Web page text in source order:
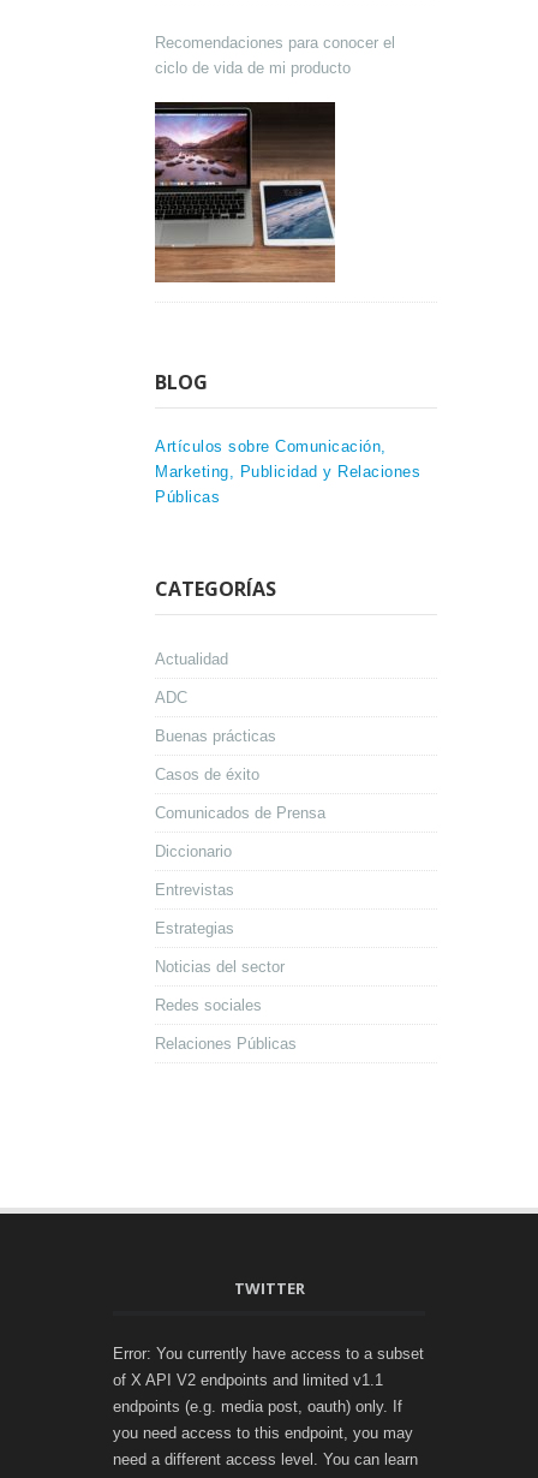
Recomendaciones para conocer el
ciclo de vida de mi producto
BLOG
Artículos sobre Comunicación,
Marketing, Publicidad y Relaciones
Públicas
CATEGORÍAS
Actualidad
ADC
Buenas prácticas
Casos de éxito
Comunicados de Prensa
Diccionario
Entrevistas
Estrategias
Noticias del sector
Redes sociales
Relaciones Públicas
TWITTER
Error: You currently have access to a subset
of X API V2 endpoints and limited v1.1
endpoints (e.g. media post, oauth) only. If
you need access to this endpoint, you may
need a different access level. You can learn